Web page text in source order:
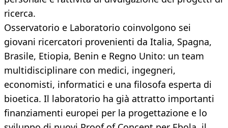
ricerca.
Osservatorio e Laboratorio coinvolgono sei
giovani ricercatori provenienti da Italia, Spagna,
Brasile, Etiopia, Benin e Regno Unito: un team
multidisciplinare con medici, ingegneri,
economisti, informatici e una filosofa esperta di
bioetica. Il laboratorio ha già attratto importanti
finanziamenti europei per la progettazione e lo